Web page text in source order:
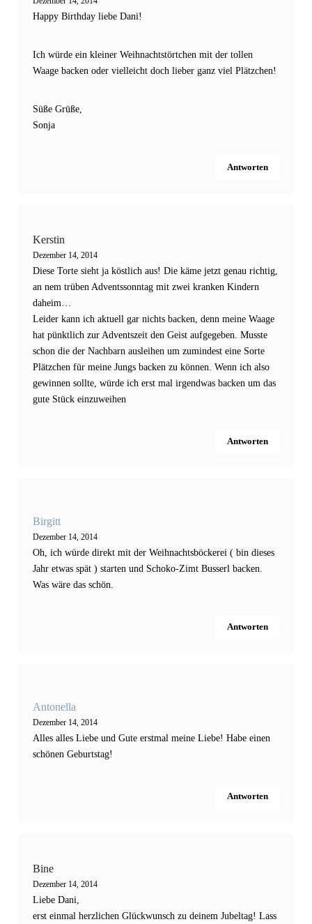
Happy Birthday liebe Dani!
Ich würde ein kleiner Weihnachtstörtchen mit der tollen
Waage backen oder vielleicht doch lieber ganz viel Plätzchen!
Süße Grüße,
Sonja
Antworten
Kerstin
Dezember 14, 2014
Diese Torte sieht ja köstlich aus! Die käme jetzt genau richtig,
an nem trüben Adventssonntag mit zwei kranken Kindern
daheim…
Leider kann ich aktuell gar nichts backen, denn meine Waage
hat pünktlich zur Adventszeit den Geist aufgegeben. Musste
schon die der Nachbarn ausleihen um zumindest eine Sorte
Plätzchen für meine Jungs backen zu können. Wenn ich also
gewinnen sollte, würde ich erst mal irgendwas backen um das
gute Stück einzuweihen
Antworten
Birgitt
Dezember 14, 2014
Oh, ich würde direkt mit der Weihnachtsböckerei ( bin dieses
Jahr etwas spät ) starten und Schoko-Zimt Busserl backen.
Was wäre das schön.
Antworten
Antonella
Dezember 14, 2014
Alles alles Liebe und Gute erstmal meine Liebe! Habe einen
schönen Geburtstag!
Antworten
Bine
Dezember 14, 2014
Liebe Dani,
erst einmal herzlichen Glückwunsch zu deinem Jubeltag! Lass